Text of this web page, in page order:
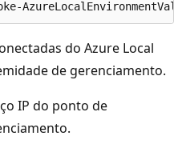
do Azure Local
de gerenciamento.
IP do ponto de